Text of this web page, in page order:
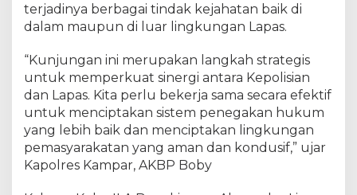
y
a
g
r
p
a
d
u
terjadinya berbagai tindak kejahatan baik di
dalam maupun di luar lingkungan Lapas.
“Kunjungan ini merupakan langkah strategis
untuk memperkuat sinergi antara Kepolisian
dan Lapas. Kita perlu bekerja sama secara efektif
untuk menciptakan sistem penegakan hukum
yang lebih baik dan menciptakan lingkungan
pemasyarakatan yang aman dan kondusif,” ujar
Kapolres Kampar, AKBP Boby